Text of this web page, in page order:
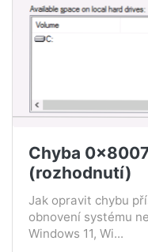
Chyba
(rozhodnutí)
Jak opravit chybu
obnovení systému
Windows 11, Wi...